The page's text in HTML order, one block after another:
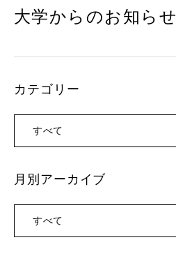
大学からのお知らせ
カテゴリー
すべて
月別アーカイブ
すべて